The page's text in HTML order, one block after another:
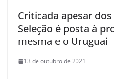
Criticada apesar
Seleção é posta à
mesma e o Uruguai
13 de outubro de 2021